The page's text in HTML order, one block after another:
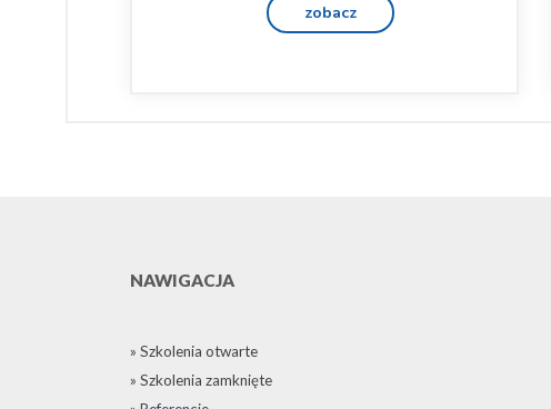
zobacz
NAWIGACJA
» Szkolenia otwarte
» Szkolenia zamknięte